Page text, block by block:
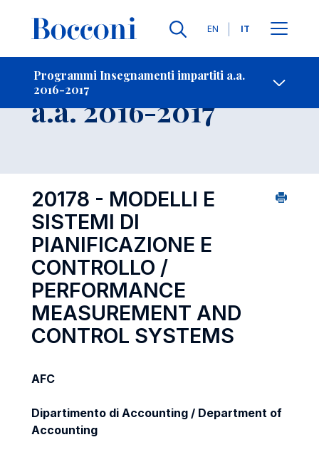
Lingue
EN IT
Programmi Insegnamenti impartiti a.a.
2016-2017
-
Insegnamento
a.a. 2016-2017
20178 - MODELLI E
SISTEMI DI
PIANIFICAZIONE E
CONTROLLO /
PERFORMANCE
MEASUREMENT AND
CONTROL SYSTEMS
AFC
Dipartimento di Accounting / Department of
Accounting